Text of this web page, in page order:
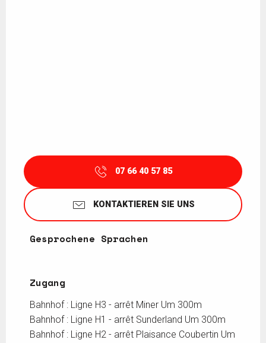
07 66 40 57 85
KONTAKTIEREN SIE UNS
Gesprochene Sprachen
Gesprochene Sprachen
Zugang
Zugang
Bahnhof : Ligne H3 - arrêt Miner Um 300m
Bahnhof : Ligne H1 - arrêt Sunderland Um 300m
Bahnhof : Ligne H2 - arrêt Plaisance Coubertin Um